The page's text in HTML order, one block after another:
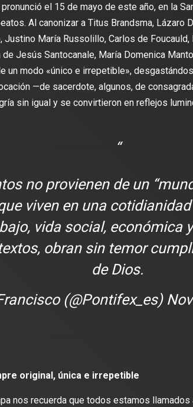
el 15 de mayo de este año, en la
Al canonizar a Titus Brandsma, Lázaro
María Russolillo, Carlos de Foucauld,
Jesús Santocanale, María Domenica
un modo «único e irrepetible»,
—de sacerdote, algunos, de
sin igual y se convirtieron en reflejos
no provienen de un
viven en una
vida social, económica
obran sin temor
de Dios.
(@Pontifex_es)
original, única e irrepetible
nos recuerda que todos estamos